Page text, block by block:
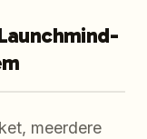
meerdere